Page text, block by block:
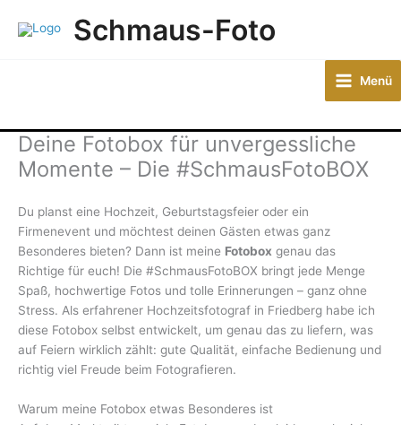
Inhalt
Schmaus-Foto
Menü
Deine Fotobox für unvergessliche
Momente – Die #SchmausFotoBOX
Du planst eine Hochzeit, Geburtstagsfeier oder ein
Firmenevent und möchtest deinen Gästen etwas ganz
Besonderes bieten? Dann ist meine Fotobox genau das
Richtige für euch! Die #SchmausFotoBOX bringt jede Menge
Spaß, hochwertige Fotos und tolle Erinnerungen – ganz ohne
Stress. Als erfahrener Hochzeitsfotograf in Friedberg habe ich
diese Fotobox selbst entwickelt, um genau das zu liefern, was
auf Feiern wirklich zählt: gute Qualität, einfache Bedienung und
richtig viel Freude beim Fotografieren.
Warum meine Fotobox etwas Besonderes ist